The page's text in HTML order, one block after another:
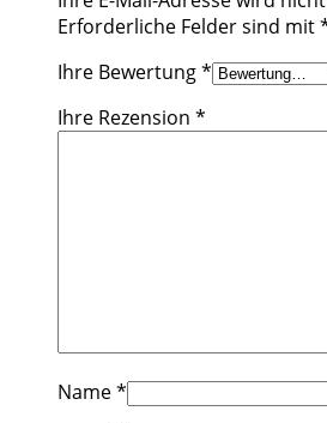
Erforderliche Felder sind mit
Ihre Bewertung*
Ihre Rezension *
Name*